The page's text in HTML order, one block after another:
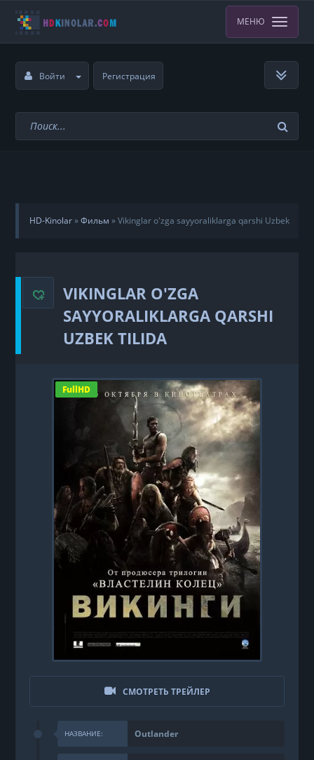
МЕНЮ
Войти Регистрация
HD-Kinolar»Фильм »Vikinglar o'zga sayyoraliklarga qarshi Uzbek
VIKINGLAR O'ZGA
SAYYORALIKLARGA QARSHI
UZBEK TILIDA
FullHD
СМОТРЕТЬ ТРЕЙЛЕР
НАЗВАНИЕ: Outlander